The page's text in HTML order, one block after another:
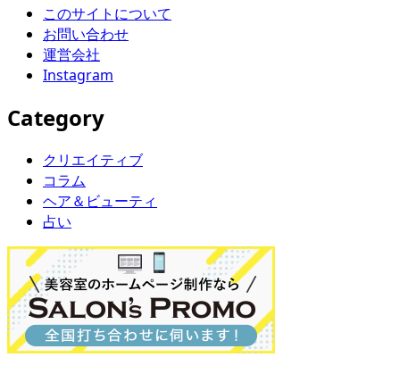
このサイトについて
お問い合わせ
運営会社
Instagram
Category
クリエイティブ
コラム
ヘア＆ビューティ
占い